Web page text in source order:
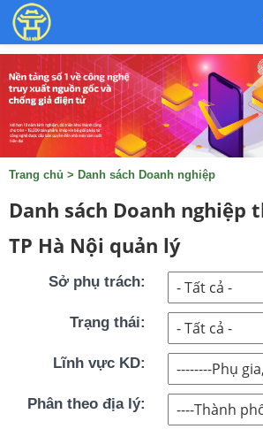
Trang chủ > Danh sách Doanh nghiệp
Danh sách Doanh nghiệp
TP Hà Nội quản lý
Sở phụ trách:
Trạng thái:
Lĩnh vực KD:
Phân theo địa lý: